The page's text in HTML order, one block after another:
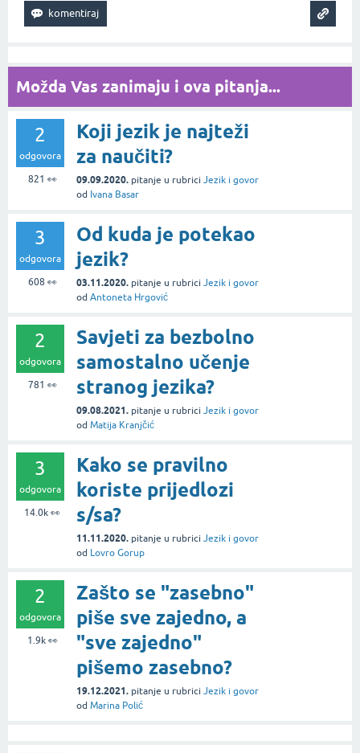
Možda Vas zanimaju i ova pitanja...
2
odgovora
821 👀
Koji jezik je najteži
za naučiti?
09.09.2020. pitanje u rubrici Jezik i govor
od Ivana Basar
3
odgovora
608 👀
Od kuda je potekao
jezik?
03.11.2020. pitanje u rubrici Jezik i govor
od Antoneta Hrgović
2
odgovora
781 👀
Savjeti za bezbolno
samostalno učenje
stranog jezika?
09.08.2021. pitanje u rubrici Jezik i govor
od Matija Kranjčić
3
odgovora
14.0k 👀
Kako se pravilno
koriste prijedlozi
s/sa?
11.11.2020. pitanje u rubrici Jezik i govor
od Lovro Gorup
2
odgovora
1.9k👀
Zašto se "zasebno"
piše sve zajedno, a
"sve zajedno"
pišemo zasebno?
19.12.2021. pitanje u rubrici Jezik i govor
od Marina Polić